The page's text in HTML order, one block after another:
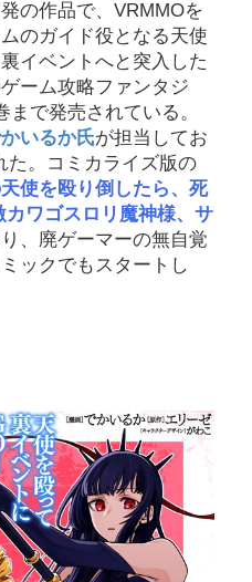
発の作品で、VRMMOを
のガイド役となる天使
イベントへと突入した
ーム攻略ファンタジ
で発売されている。
いるか氏が担当してお
た。コミカライズ版の
使を殴り倒したら、死
ワゴスロリ魔神様、サ
、廃ゲーマーの無自覚
ックでもスタートし